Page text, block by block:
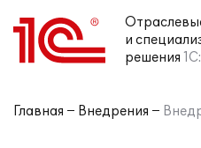
и
решения
Главная Внедрения